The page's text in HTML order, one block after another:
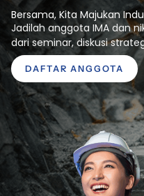
Bersama, Kita Majukan
Jadilah anggota IMA dan
dari seminar, diskusi
DAFTAR ANGGOTA